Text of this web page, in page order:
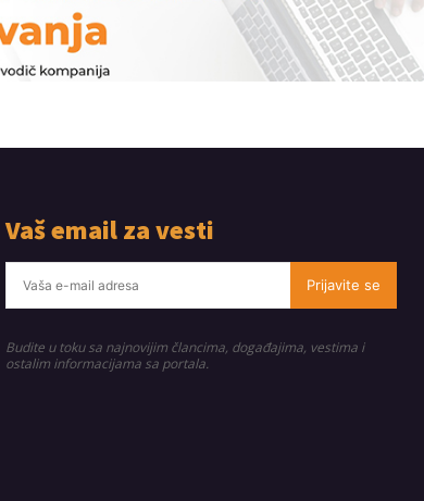
Vaš email za vesti
Prijavite se
Budite u toku sa najnovijim člancima, događajima, vestima i
ostalim informacijama sa portala.